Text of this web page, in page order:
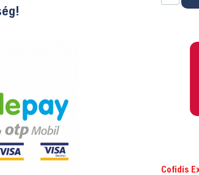
Rider
Cofidis